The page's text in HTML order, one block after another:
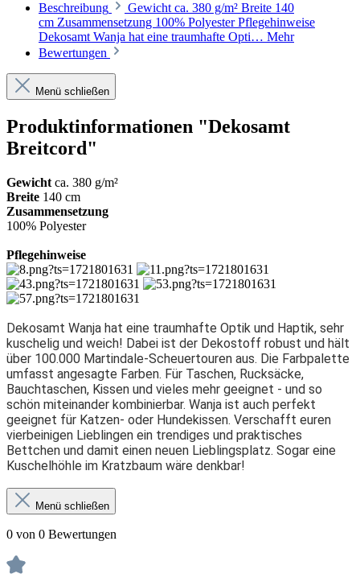
Beschreibung
Gewicht ca. 380 g/m² Breite 140
cm Zusammensetzung 100% Polyester Pflegehinweise
Dekosamt Wanja hat eine traumhafte Opti… Mehr
Bewertungen
Menü schließen
Produktinformationen "Dekosamt
Breitcord"
Gewicht ca. 380 g/m²
Breite 140 cm
Zusammensetzung
100% Polyester
Pflegehinweise
Dekosamt Wanja hat eine traumhafte Optik und Haptik, sehr
kuschelig und weich! Dabei ist der Dekostoff robust und hält
über 100.000 Martindale-Scheuertouren aus. Die Farbpalette
umfasst angesagte Farben. Für Taschen, Rucksäcke,
Bauchtaschen, Kissen und vieles mehr geeignet - und so
schön miteinander kombinierbar. Wanja ist auch perfekt
geeignet für Katzen- oder Hundekissen. Verschafft euren
vierbeinigen Lieblingen ein trendiges und praktisches
Bettchen und damit einen neuen Lieblingsplatz. Sogar eine
Kuschelhöhle im Kratzbaum wäre denkbar!
Menü schließen
0 von 0 Bewertungen